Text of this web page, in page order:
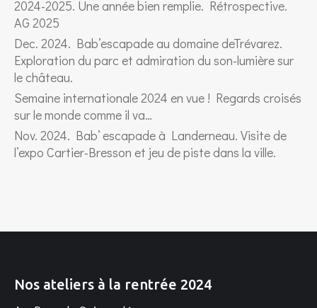
2024-2025. Une année bien remplie. Rétrospective.
AG 2025
Dec. 2024. Bab’escapade au domaine deTrévarez.
Exploration du parc et admiration du son-lumière sur
le château.
Semaine internationale 2024 en vue ! Regards croisés
sur le monde comme il va…
Nov. 2024. Bab’ escapade à Landerneau. Visite de
l’expo Cartier-Bresson et jeu de piste dans la ville.
Nos ateliers à la rentrée 2024